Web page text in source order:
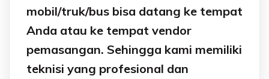
mobil/truk/bus bisa datang ke tempat
Anda atau ke tempat vendor
pemasangan. Sehingga kami memiliki
teknisi yang profesional dan